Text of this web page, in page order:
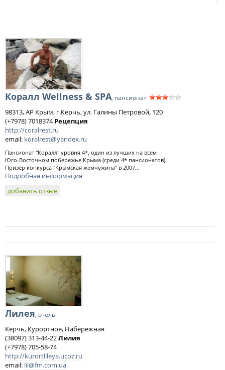
Коралл Wellness & SPA, пансионат
98313, АР Крым, г.Керчь, ул. Галины Петровой, 120
(+7978) 7018374Рецепция
http://coralrest.ru
email: koralrest@yandex.ru
Пансионат "Коралл" уровня 4*, один из лучших на всем
Юго-Восточном побережье Крыма (среди 4* пансионатов).
Призер конкурса "Крымская жемчужина" в 2007...
Подробная информация
добавить отзыв
Лилея, отель
Керчь, Курортное, Набережная
(38097) 313-44-22Лилия
(+7978) 705-58-74
http://kurortlileya.ucoz.ru
email: lil@fm.com.ua